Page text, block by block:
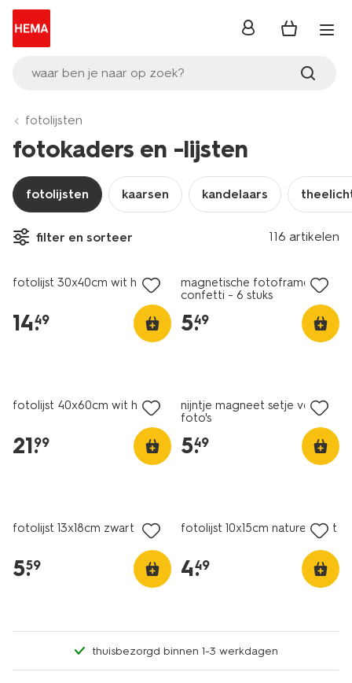
waar ben je naar op zoek?
inloggen
fotolijsten
fotokaders en -lijsten
fotolijsten kaarsen kandelaars
filter en sorteer 116 artikelen
fotolijst 30x40cm wit hout
14.
49
magnetische fotoframes
confetti - 6 stuks
5.
49
fotolijst 40x60cm wit hout
21.
99
nijntje magneet setje voor
foto's
5.
49
fotolijst 13x18cm zwart hout
5.
59
fotolijst 10x15cm naturel hout
4.
49
thuisbezorgd binnen 1-3 werkdagen